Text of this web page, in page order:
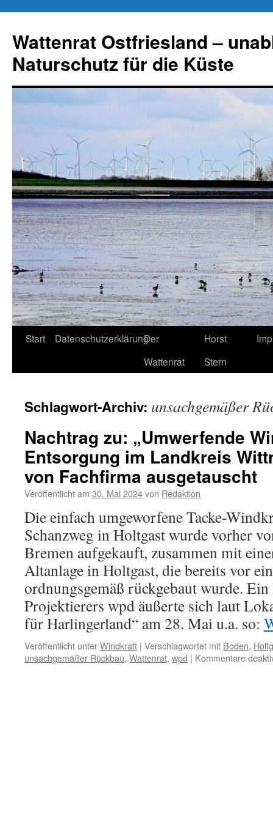
springen
Wattenrat Ostfriesland –
Naturschutz für die Küste
Start DatenschutzerklärungDer
Wattenrat
Horst
Stern
Schlagwort-Archiv: unsachgemäßer
Nachtrag zu: „Umwerfende
Entsorgung im Landkreis
von Fachfirma ausgetauscht
Veröffentlicht am 30. Mai 2024von Redaktion
Die einfach umgeworfene Tacke-
Schanzweg in Holtgast wurde vorher
Bremen aufgekauft, zusammen mit
Altanlage in Holtgast, die bereits vor
ordnungsgemäß rückgebaut wurde.
Projektierers wpd äußerte sich laut
für Harlingerland“ am 28. Mai u.a. so:
Veröffentlicht unterWindkraft | Verschlagwortet mit Boden,
unsachgemäßer Rückbau, Wattenrat, wpd | Kommentare